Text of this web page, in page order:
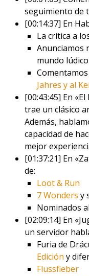
seguimiento de
[00:14:37] En
La crítica a
Anunciamos
mundo
Jahres y al
[00:43:45] En
trae un clásico
Además,
capacidad de
mejor
[01:37:21] En
de:
Loot & Run
7 Wonders y
Nominados al
[02:09:14] En
un servidor
Furia de
Edición y
Flussfieber